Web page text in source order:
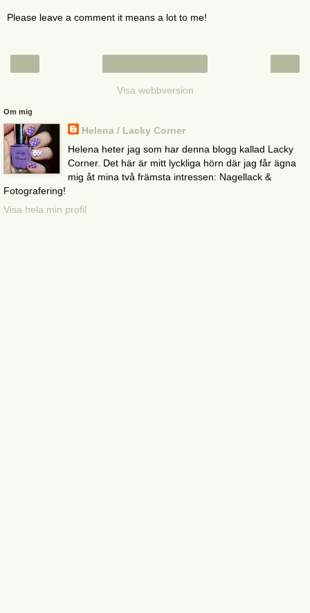
Please leave a comment it means a lot to me!
Visa webbversion
Om mig
Helena / Lacky Corner
Helena heter jag som har denna blogg kallad Lacky
Corner. Det här är mitt lyckliga hörn där jag får ägna
mig åt mina två främsta intressen: Nagellack &
Fotografering!
Visa hela min profil